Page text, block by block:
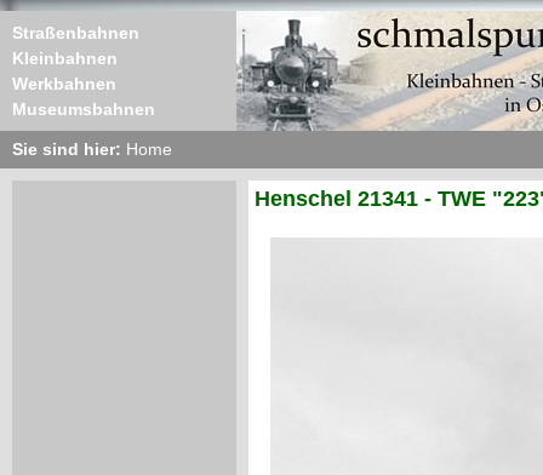
Straßenbahnen
Kleinbahnen
Werkbahnen
Museumsbahnen
Sie sind hier: Home
Henschel 21341 - TWE